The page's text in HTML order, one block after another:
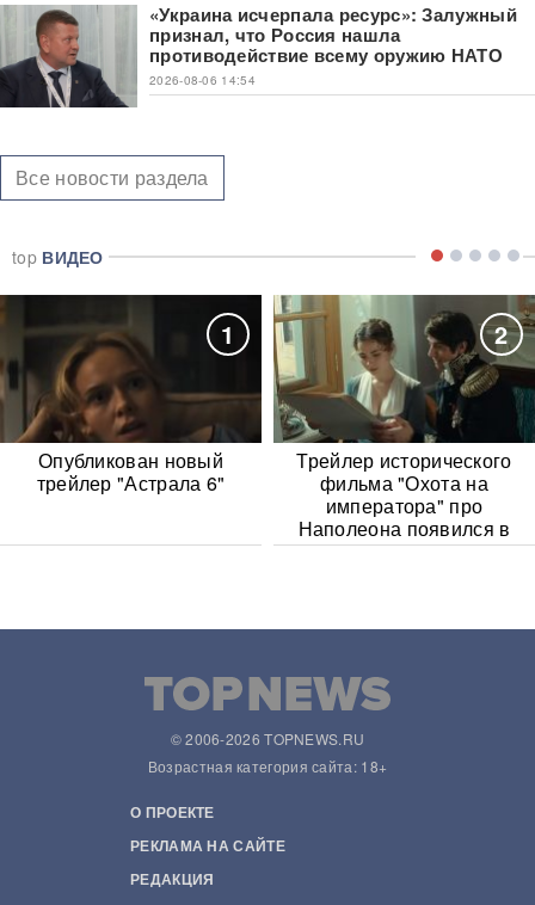
«Украина исчерпала ресурс»: Залужный
признал, что Россия нашла
противодействие всему оружию НАТО
2026-08-06 14:54
Все новости раздела
top ВИДЕО
1
Опубликован новый
трейлер "Астрала 6"
2
Трейлер исторического
фильма "Охота на
императора" про
Наполеона появился в
Сети
© 2006-2026 TOPNEWS.RU
Возрастная категория сайта: 18+
О ПРОЕКТЕ
РЕКЛАМА НА САЙТЕ
РЕДАКЦИЯ